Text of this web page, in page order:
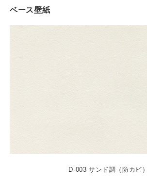
ベース壁紙
D-003 サンド調（防カビ）